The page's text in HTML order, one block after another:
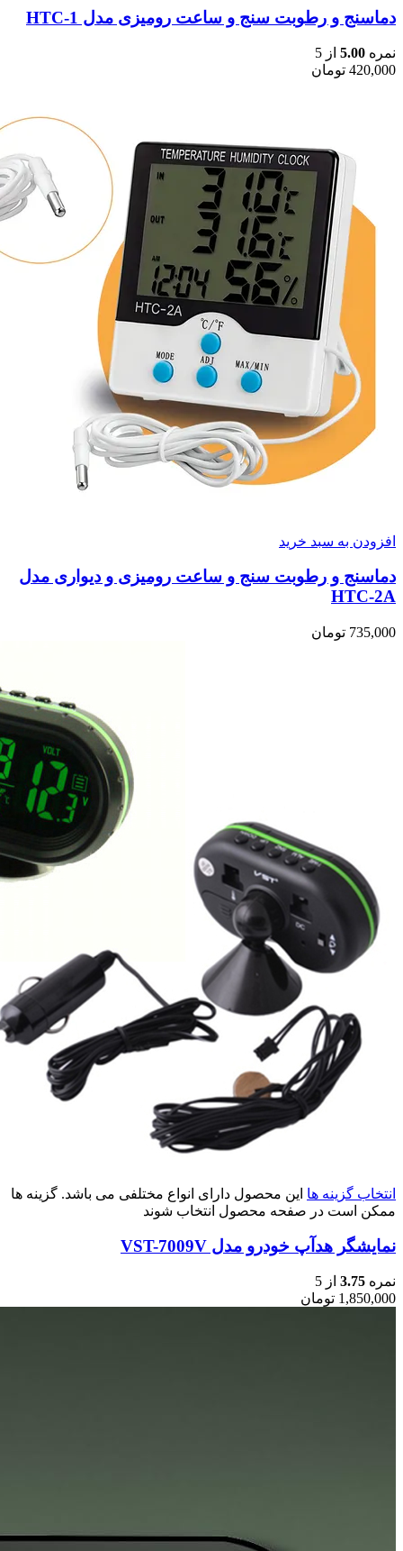
دماسنج و رطوبت سنج و ساعت رومیزی مدل HTC-1
نمره 5.00 از 5
420,000 تومان
افزودن به سبد خرید
دماسنج و رطوبت سنج و ساعت رومیزی و دیواری مدل
HTC-2A
735,000 تومان
انتخاب گزینه ها این محصول دارای انواع مختلفی می باشد. گزینه ها
ممکن است در صفحه محصول انتخاب شوند
نمایشگر هدآپ خودرو مدل VST-7009V
نمره 3.75 از 5
1,850,000 تومان